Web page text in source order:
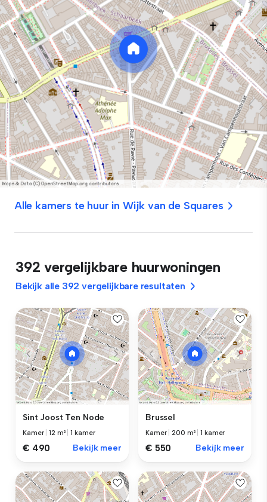
Alle kamers te huur in Wijk van de Squares
392 vergelijkbare huurwoningen
Bekijk alle 392 vergelijkbare resultaten
Sint Joost Ten Node
Kamer |12 m² |1 kamer
€ 490 Bekijk meer
Brussel
Kamer |200 m² |1 kamer
€ 550 Bekijk meer